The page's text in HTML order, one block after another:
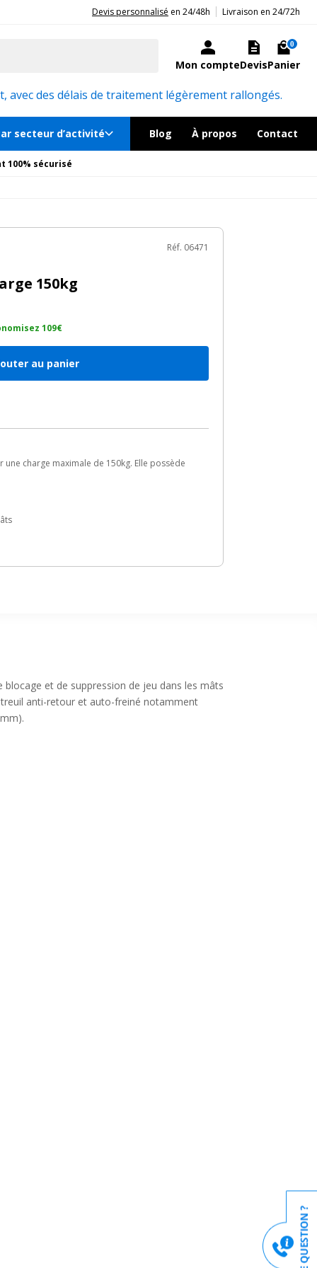
20ans d'expérience aux côtés des professionnels et acteurs publics.
Devis personnalisé en 24/48h Livraison en 24/72h
Mon compteDevisPanier
0
des délais de traitement légèrement rallongés.
secteur d’activité Blog À propos Contact
100% sécurisé
150kg
Réf. 06471
109€
au panier
charge maximale de 150kg. Elle possède
et de suppression de jeu dans les mâts
anti-retour et auto-freiné notamment